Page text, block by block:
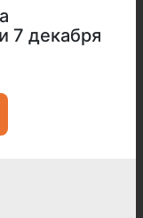
7 декабря